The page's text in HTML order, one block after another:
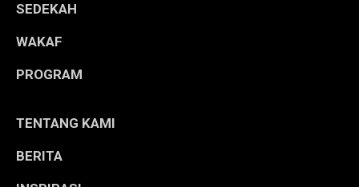
SEDEKAH
WAKAF
PROGRAM
TENTANG KAMI
BERITA